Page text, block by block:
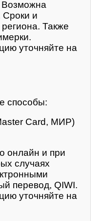
Возможна
Сроки и
Также
уточняйте на
способы:
Card, МИР)
онлайн и при
случаях
перевод, QIWI.
уточняйте на